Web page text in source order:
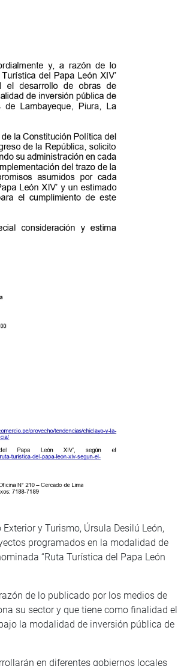
y Turismo, Úrsula Desilú León,
programados en la modalidad de
“Ruta Turística del Papa León
de lo publicado por los medios de
su sector y que tiene como finalidad el
la modalidad de inversión pública de
en diferentes gobiernos locales